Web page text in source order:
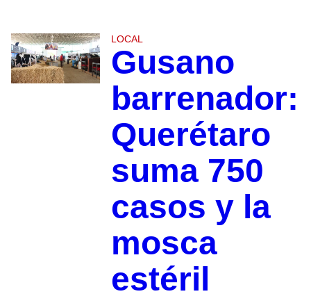
LOCAL
Gusano
barrenador:
Querétaro
suma 750
casos y la
mosca
estéril